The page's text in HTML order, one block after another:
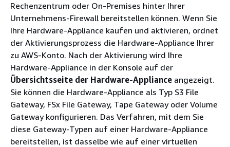
Rechenzentrum oder On-Premises hinter Ihrer
Unternehmens-Firewall bereitstellen können. Wenn Sie
Ihre Hardware-Appliance kaufen und aktivieren, ordnet
der Aktivierungsprozess die Hardware-Appliance Ihrer
zu AWS-Konto. Nach der Aktivierung wird Ihre
Hardware-Appliance in der Konsole auf der
Übersichtsseite der Hardware-Appliance angezeigt.
Sie können die Hardware-Appliance als Typ S3 File
Gateway, FSx File Gateway, Tape Gateway oder Volume
Gateway konfigurieren. Das Verfahren, mit dem Sie
diese Gateway-Typen auf einer Hardware-Appliance
bereitstellen, ist dasselbe wie auf einer virtuellen